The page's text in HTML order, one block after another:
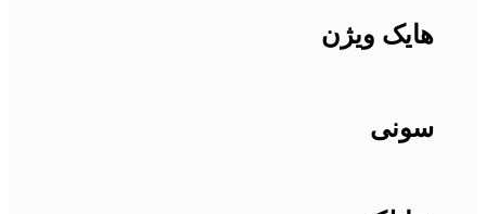
هایک ویژن
سونی